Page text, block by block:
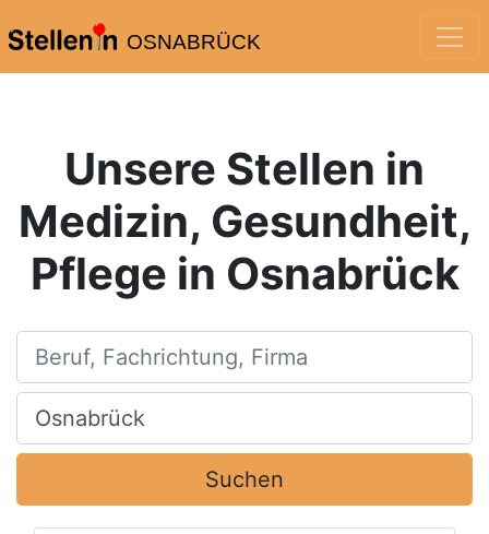
OSNABRÜCK
Unsere Stellen in
Medizin, Gesundheit,
Pflege in Osnabrück
Beruf, Fachrichtung, Firma
Ort, Stadt
Suchen